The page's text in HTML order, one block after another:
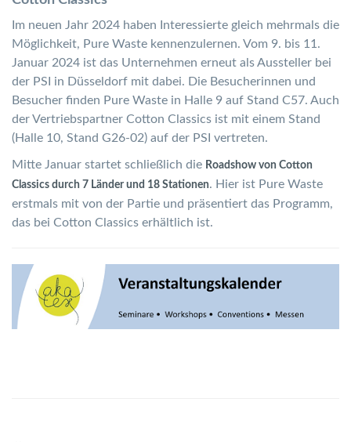
Im neuen Jahr 2024 haben Interessierte gleich mehrmals die
Möglichkeit, Pure Waste kennenzulernen. Vom 9. bis 11.
Januar 2024 ist das Unternehmen erneut als Aussteller bei
der PSI in Düsseldorf mit dabei. Die Besucherinnen und
Besucher finden Pure Waste in Halle 9 auf Stand C57. Auch
der Vertriebspartner Cotton Classics ist mit einem Stand
(Halle 10, Stand G26-02) auf der PSI vertreten.
Mitte Januar startet schließlich die Roadshow von Cotton
Classics durch 7 Länder und 18 Stationen. Hier ist Pure Waste
erstmals mit von der Partie und präsentiert das Programm,
das bei Cotton Classics erhältlich ist.